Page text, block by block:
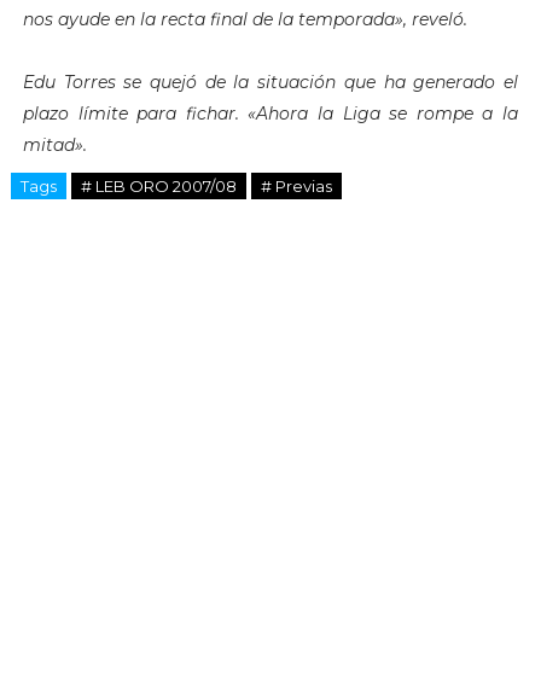
nos ayude en la recta final de la temporada», reveló.
Edu Torres se quejó de la situación que ha generado el
plazo límite para fichar. «Ahora la Liga se rompe a la
mitad».
Tags # LEB ORO 2007/08 # Previas